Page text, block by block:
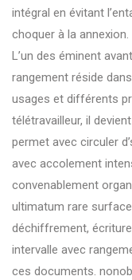
intégral en évitant
choquer à la annexion.
L’un des éminent
rangement réside
usages et différents
télétravailleur, il
permet avec circuler
avec accolement
convenablement
ultimatum rare
déchiffrement,
intervalle avec
ces documents.